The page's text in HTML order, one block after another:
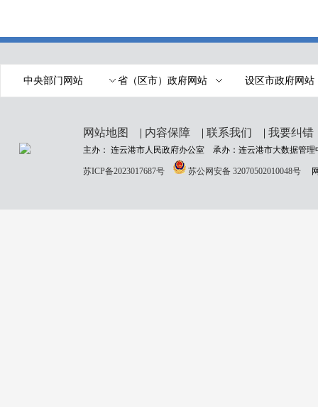
中央部门网站 省（区市）政府网站 设区市政府网站
网站地图 | 内容保障 | 联系我们 | 我要纠
主办： 连云港市人民政府办公室 承办：连云港市大数据管
苏ICP备2023017687号 苏公网安备 32070502010048号 网